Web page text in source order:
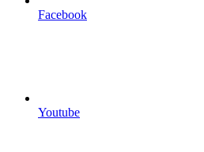
Facebook
Youtube